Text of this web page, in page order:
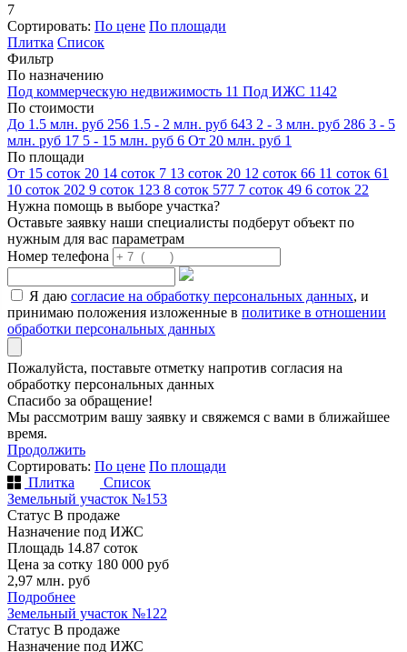
7
Сортировать: По цене По площади
Плитка Список
Фильтр
По назначению
Под коммерческую недвижимость 11 Под ИЖС 1142
По стоимости
До 1.5 млн. руб 256 1.5 - 2 млн. руб 643 2 - 3 млн. руб 286 3 - 5
млн. руб 17 5 - 15 млн. руб 6 От 20 млн. руб 1
По площади
От 15 соток 20 14 соток 7 13 соток 20 12 соток 66 11 соток 61
10 соток 202 9 соток 123 8 соток 577 7 соток 49 6 соток 22
Нужна помощь в выборе участка?
Оставьте заявку наши специалисты подберут объект по
нужным для вас параметрам
Номер телефона
Я даю согласие на обработку персональных данных, и
принимаю положения изложенные в политике в отношении
обработки персональных данных
Пожалуйста, поставьте отметку напротив согласия на
обработку персональных данных
Спасибо за обращение!
Мы рассмотрим вашу заявку и свяжемся с вами в ближайшее
время.
Продолжить
Сортировать: По цене По площади
Плитка
Список
Земельный участок №153
Статус В продаже
Назначение под ИЖС
Площадь 14.87 соток
Цена за сотку 180 000 руб
2,97 млн. руб
Подробнее
Земельный участок №122
Статус В продаже
Назначение под ИЖС